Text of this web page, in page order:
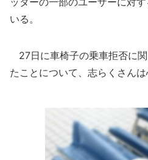
いる。
27日に車椅子の乗車拒否に
たことについて、志らくさんは